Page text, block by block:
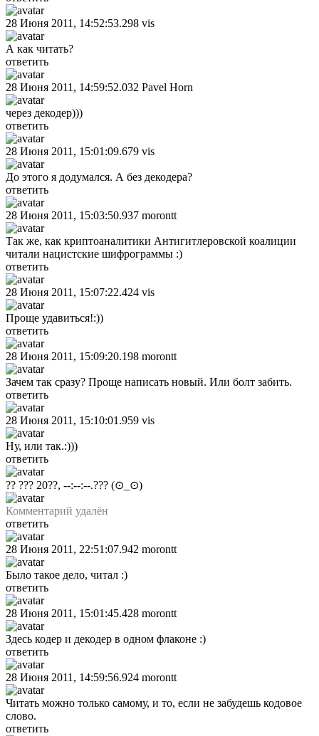
28 Июня 2011, 14:52:53.298 vis
А как читать?
ответить
28 Июня 2011, 14:59:52.032 Pavel Horn
через декодер)))
ответить
28 Июня 2011, 15:01:09.679 vis
До этого я додумался. А без декодера?
ответить
28 Июня 2011, 15:03:50.937 morontt
Так же, как криптоаналитики Антигитлеровской коалиции
читали нацистские шифрограммы :)
ответить
28 Июня 2011, 15:07:22.424 vis
Проще удавиться!:))
ответить
28 Июня 2011, 15:09:20.198 morontt
Зачем так сразу? Проще написать новый. Или болт забить.
ответить
28 Июня 2011, 15:10:01.959 vis
Ну, или так.:)))
ответить
?? ??? 20??, --:--:--.??? (⊙_⊙)
Комментарий удалён
ответить
28 Июня 2011, 22:51:07.942 morontt
Было такое дело, читал :)
ответить
28 Июня 2011, 15:01:45.428 morontt
Здесь кодер и декодер в одном флаконе :)
ответить
28 Июня 2011, 14:59:56.924 morontt
Читать можно только самому, и то, если не забудешь кодовое
слово.
ответить